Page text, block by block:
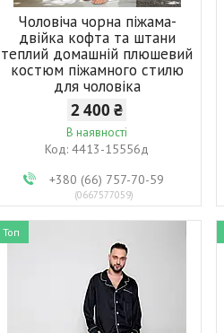
Чоловіча чорна піжама-
двійка кофта та штани
теплий домашній плюшевий
костюм піжамного стилю
для чоловіка
2 400 ₴
В наявності
4413-15556д
+380 (66) 757-70-59
0667577059
Топ